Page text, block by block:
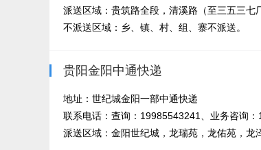
派送区域：贵筑路全段，清溪路（至三五三七
不派送区域：乡、镇、村、组、寨不派送。
贵阳金阳中通快递
地址：世纪城金阳一部中通快递
联系电话：查询：19985543241、业务咨询
派送区域：金阳世纪城，龙瑞苑，龙佑苑，龙